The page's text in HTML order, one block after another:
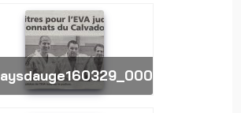
paysdauge160329_0002